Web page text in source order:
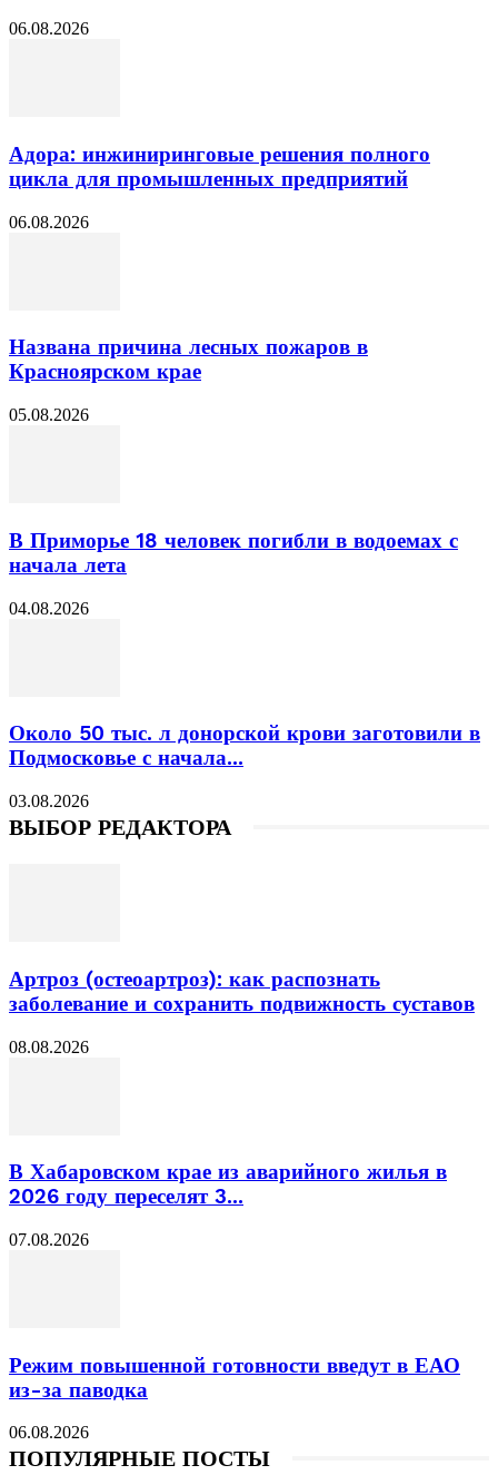
06.08.2026
Адора: инжиниринговые решения полного
цикла для промышленных предприятий
06.08.2026
Названа причина лесных пожаров в
Красноярском крае
05.08.2026
В Приморье 18 человек погибли в водоемах с
начала лета
04.08.2026
Около 50 тыс. л донорской крови заготовили в
Подмосковье с начала...
03.08.2026
ВЫБОР РЕДАКТОРА
Артроз (остеоартроз): как распознать
заболевание и сохранить подвижность суставов
08.08.2026
В Хабаровском крае из аварийного жилья в
2026 году переселят 3...
07.08.2026
Режим повышенной готовности введут в ЕАО
из-за паводка
06.08.2026
ПОПУЛЯРНЫЕ ПОСТЫ